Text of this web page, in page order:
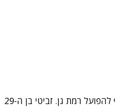
קשר עירוני רמה"ש בעונה שעברה, ישראל זביטי, עשוי להצטרף להפועל רמת גן. זביטי בן ה-29